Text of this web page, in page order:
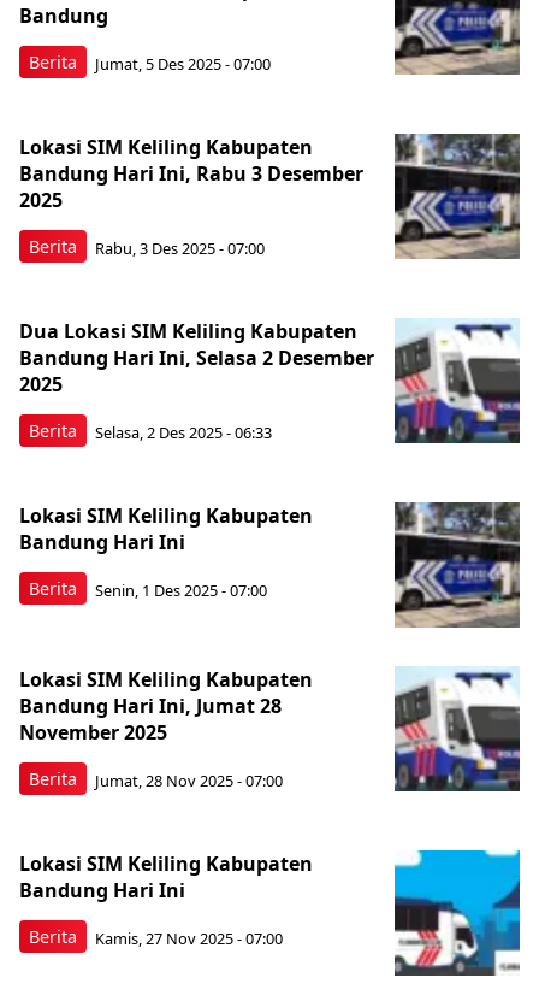
Berita
Bandung
Jumat, 5 Des 2025 - 07:00
Berita
Lokasi SIM Keliling Kabupaten
Bandung Hari Ini, Rabu 3 Desember
2025
Rabu, 3 Des 2025 - 07:00
Berita
Dua Lokasi SIM Keliling Kabupaten
Bandung Hari Ini, Selasa 2 Desember
2025
Selasa, 2 Des 2025 - 06:33
Berita
Lokasi SIM Keliling Kabupaten
Bandung Hari Ini
Senin, 1 Des 2025 - 07:00
Berita
Lokasi SIM Keliling Kabupaten
Bandung Hari Ini, Jumat 28
November 2025
Jumat, 28 Nov 2025 - 07:00
Berita
Lokasi SIM Keliling Kabupaten
Bandung Hari Ini
Kamis, 27 Nov 2025 - 07:00